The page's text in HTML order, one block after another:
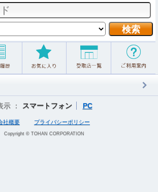
示 ： スマートフォン PC
社概要 プライバシーポリシー
Copyright © TOHAN CORPORATION